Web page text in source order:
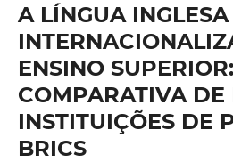
A LÍNGUA
ENSINO
COMPARATIVA DE
INSTITUIÇÕES DE
BRICS